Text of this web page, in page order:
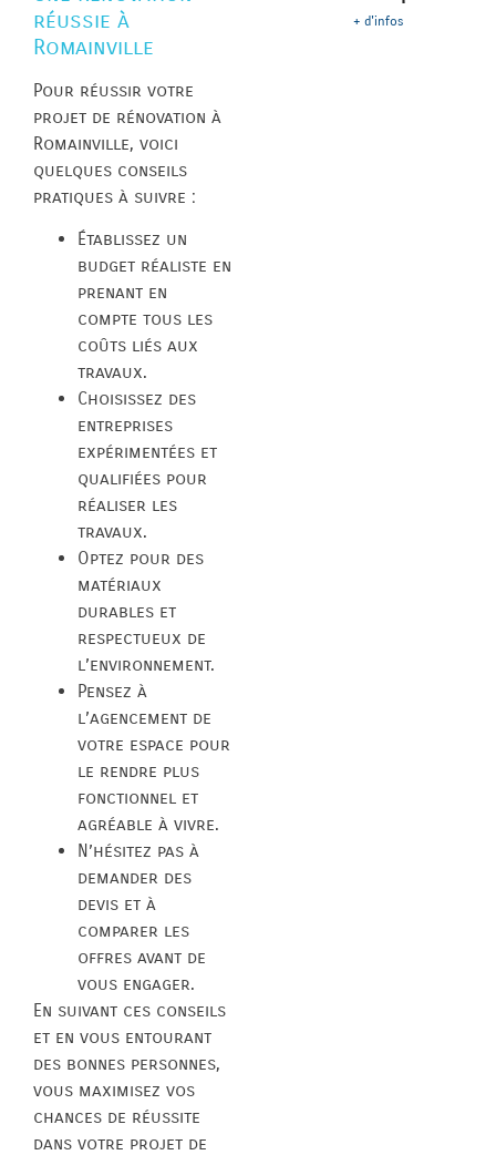
réussie à
Romainville
Pour réussir votre
projet de rénovation à
Romainville, voici
quelques conseils
pratiques à suivre :
Établissez un
budget réaliste en
prenant en
compte tous les
coûts liés aux
travaux.
Choisissez des
entreprises
expérimentées et
qualifiées pour
réaliser les
travaux.
Optez pour des
matériaux
durables et
respectueux de
l’environnement.
Pensez à
l’agencement de
votre espace pour
le rendre plus
fonctionnel et
agréable à vivre.
N’hésitez pas à
demander des
devis et à
comparer les
offres avant de
vous engager.
En suivant ces conseils
et en vous entourant
des bonnes personnes,
vous maximisez vos
chances de réussite
dans votre projet de
+ d'infos